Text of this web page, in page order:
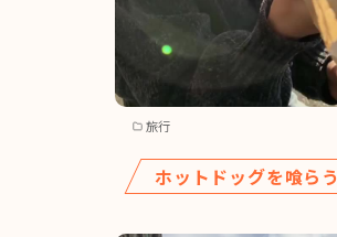
旅行
ホットドッグを喰らう